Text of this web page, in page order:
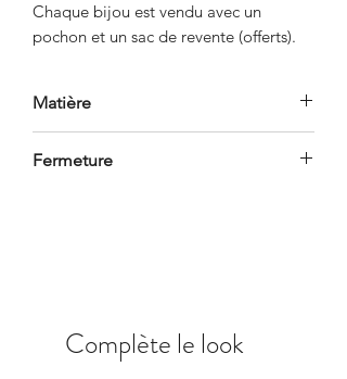
Chaque bijou est vendu avec un
pochon et un sac de revente (offerts).
Matière
- Acier inoxydable argenté.
Fermeture
Complète le look